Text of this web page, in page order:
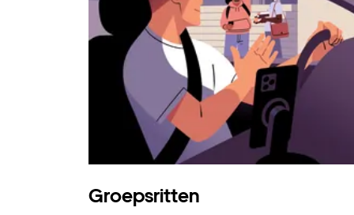
Groepsritten